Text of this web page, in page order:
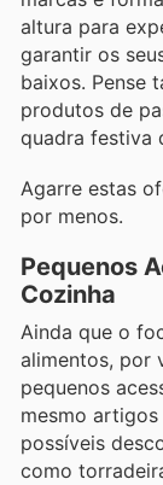
altura para
garantir os
baixos. Pense
produtos de
quadra festiva
Agarre estas
por menos.
Pequenos
Cozinha
Ainda que o
alimentos, por
pequenos
mesmo
possíveis
como